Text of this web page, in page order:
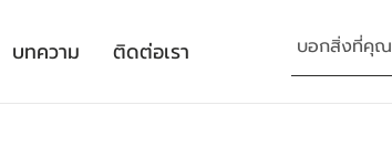
บทความ ติดต่อเรา